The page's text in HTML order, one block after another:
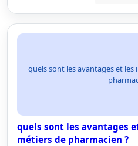
quels sont les avantages et
quels sont les avantages
métiers de pharmacien ?